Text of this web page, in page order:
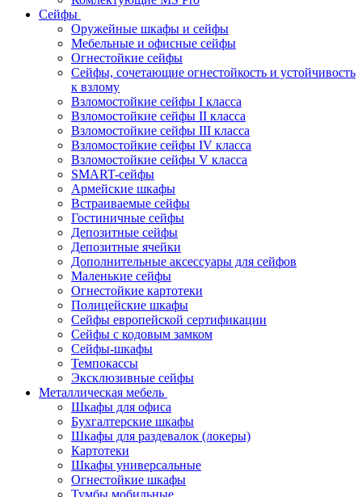
Сейфы
Оружейные шкафы и сейфы
Мебельные и офисные сейфы
Огнестойкие сейфы
Сейфы, сочетающие огнестойкость и устойчивость
к взлому
Взломостойкие сейфы I класса
Взломостойкие сейфы II класса
Взломостойкие сейфы III класса
Взломостойкие сейфы IV класса
Взломостойкие сейфы V класса
SMART-сейфы
Армейские шкафы
Встраиваемые сейфы
Гостиничные сейфы
Депозитные сейфы
Депозитные ячейки
Дополнительные аксессуары для сейфов
Маленькие сейфы
Огнестойкие картотеки
Полицейские шкафы
Сейфы европейской сертификации
Сейфы с кодовым замком
Сейфы-шкафы
Темпокассы
Эксклюзивные сейфы
Металлическая мебель
Шкафы для офиса
Бухгалтерские шкафы
Шкафы для раздевалок (локеры)
Картотеки
Шкафы универсальные
Огнестойкие шкафы
Тумбы мобильные